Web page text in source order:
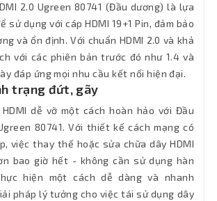
2.0 Ugreen 80741 (Đầu dương) là lựa
sử dụng với cáp HDMI 19+1 Pin, đảm bảo
và ổn định. Với chuẩn HDMI 2.0 và khả
với các phiên bản trước đó như 1.4 và
đáp ứng mọi nhu cầu kết nối hiện đại.
trạng đứt, gãy
dễ vỡ một cách hoàn hảo với Đầu
80741. Với thiết kế cách mạng có
việc thay thế hoặc sửa chữa dây HDMI
bao giờ hết - không cần sử dụng hàn
hiện một cách dễ dàng và nhanh
pháp lý tưởng cho việc tái sử dụng dây